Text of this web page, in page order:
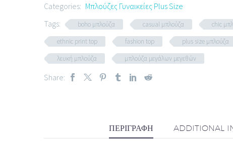
Categories: Μπλούζες Γυναικείες Plus Size
Tags:
boho μπλούζα casual μπλούζα chic
ethnic print top
fashion top plus size μπλούζα
λευκή μπλούζα
μπλούζα μεγάλων μεγεθών
Share:
ΠΕΡΙΓΡΑΦΉ ADDITIONAL